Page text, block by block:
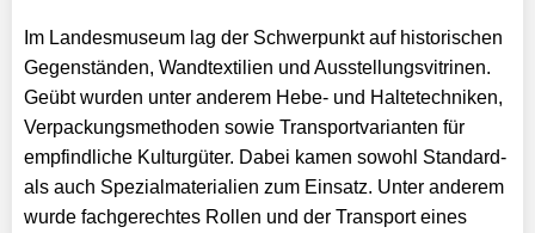
Im Landesmuseum lag der Schwerpunkt auf historischen
Gegenständen, Wandtextilien und Ausstellungsvitrinen.
Geübt wurden unter anderem Hebe- und Haltetechniken,
Verpackungsmethoden sowie Transportvarianten für
empfindliche Kulturgüter. Dabei kamen sowohl Standard-
als auch Spezialmaterialien zum Einsatz. Unter anderem
wurde fachgerechtes Rollen und der Transport eines